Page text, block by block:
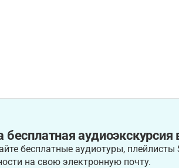
бесплатная
бесплатные аудиотуры, плейлисты
на свою электронную почту.